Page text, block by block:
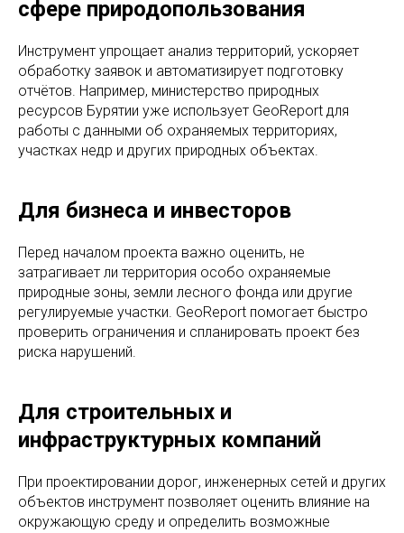
сфере природопользования
Инструмент упрощает анализ территорий, ускоряет
обработку заявок и автоматизирует подготовку
отчётов. Например, министерство природных
ресурсов Бурятии уже использует GeoReport для
работы с данными об охраняемых территориях,
участках недр и других природных объектах.
Для бизнеса и инвесторов
Перед началом проекта важно оценить, не
затрагивает ли территория особо охраняемые
природные зоны, земли лесного фонда или другие
регулируемые участки. GeoReport помогает быстро
проверить ограничения и спланировать проект без
риска нарушений.
Для строительных и
инфраструктурных компаний
При проектировании дорог, инженерных сетей и других
объектов инструмент позволяет оценить влияние на
окружающую среду и определить возможные